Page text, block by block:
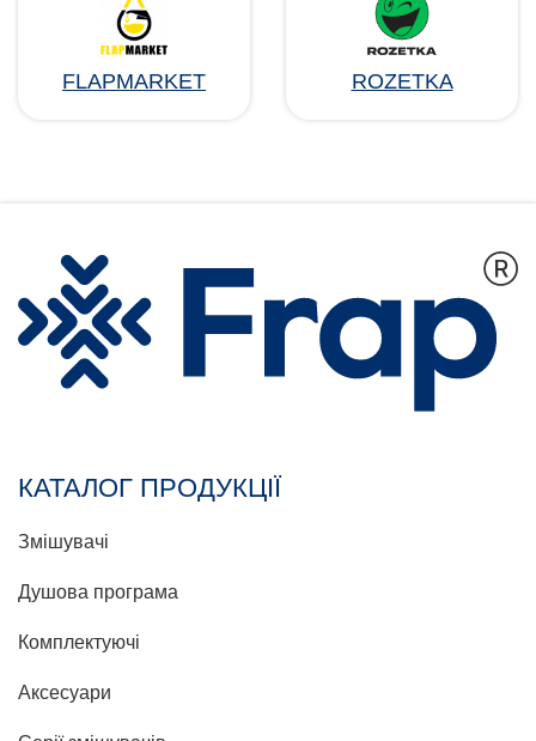
FLAPMARKET ROZETKA
КАТАЛОГ ПРОДУКЦІЇ
Змішувачі
Душова програма
Комплектуючі
Аксесуари